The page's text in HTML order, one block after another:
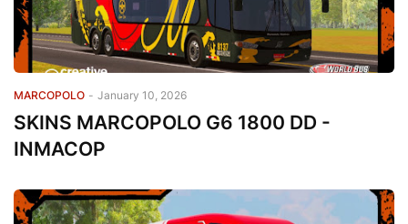
MARCOPOLO - January 10, 2026
SKINS MARCOPOLO G6 1800 DD -
INMACOP